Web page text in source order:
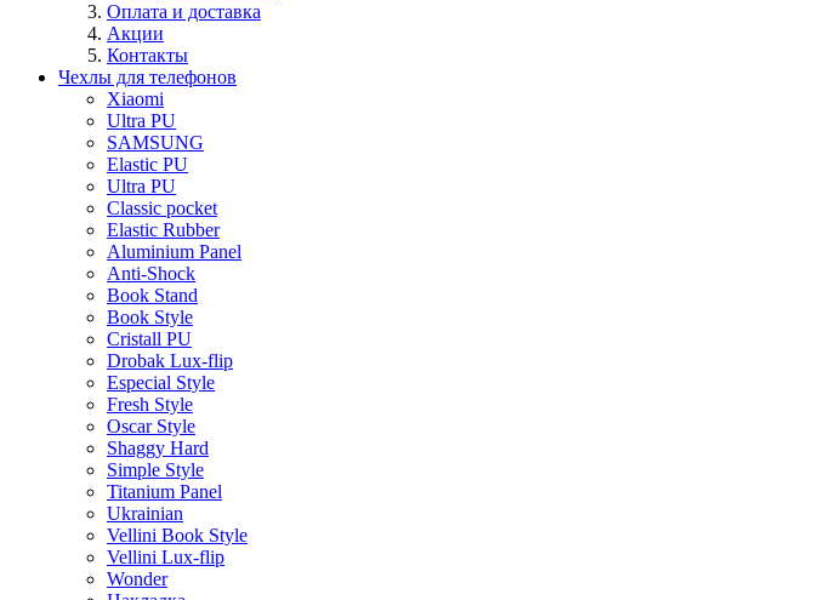
Оплата и доставка
Акции
Контакты
Чехлы для телефонов
Xiaomi
Ultra PU
SAMSUNG
Elastic PU
Ultra PU
Classic pocket
Elastic Rubber
Aluminium Panel
Anti-Shock
Book Stand
Book Style
Cristall PU
Drobak Lux-flip
Especial Style
Fresh Style
Oscar Style
Shaggy Hard
Simple Style
Titanium Panel
Ukrainian
Vellini Book Style
Vellini Lux-flip
Wonder